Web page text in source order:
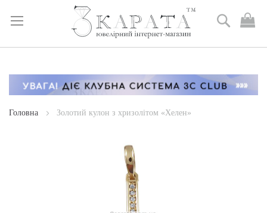
Skip
Content
Пошук
Головна Золотий кулон з хризолітом «Хелен»